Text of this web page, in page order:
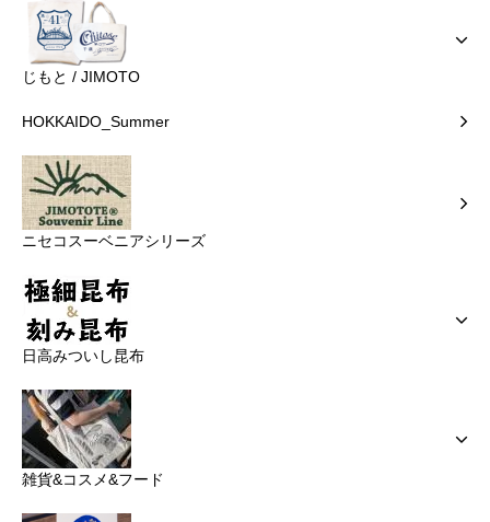
じもと / JIMOTO
HOKKAIDO_Summer
ニセコスーベニアシリーズ
日高みついし昆布
雑貨&コスメ&フード